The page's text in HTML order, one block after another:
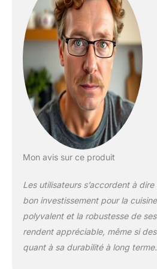
à sa
à
pour
ce
Pétrir,
remuer,
Mon avis sur ce produit
Les utilisateurs s’accordent à
bon investissement pour la
polyvalent et la robustesse de
rendent appréciable, même si
quant à sa durabilité à long terme.